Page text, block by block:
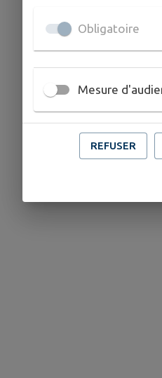
Obligatoire
Mesure
REFUSER